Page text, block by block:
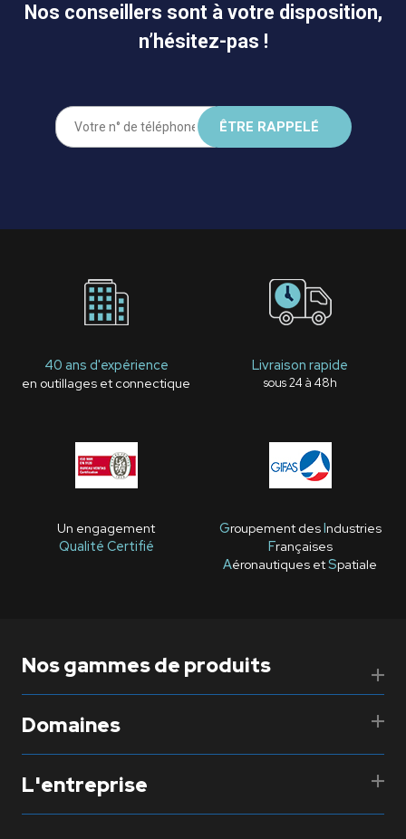
Nos conseillers sont à votre disposition,
n’hésitez-pas !
40 ans d'expérience
en outillages et connectique
Livraison rapide
sous 24 à 48h
Un engagement
Qualité Certifié
Groupement desIndustries
Françaises
Aéronautiques etSpatiale
Nos gammes de produits
Domaines
L'entreprise